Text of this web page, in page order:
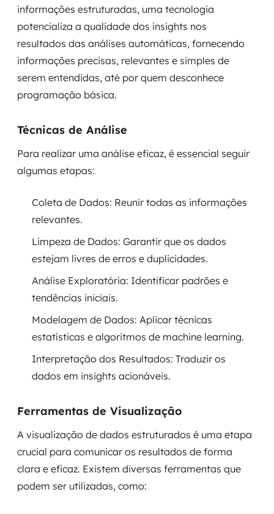
informações estruturadas, uma tecnologia
potencializa a qualidade dos insights nos
resultados das análises automáticas, fornecendo
informações precisas, relevantes e simples de
serem entendidas, até por quem desconhece
programação básica.
Técnicas de Análise
Para realizar uma análise eficaz, é essencial seguir
algumas etapas:
Coleta de Dados: Reunir todas as informações
relevantes.
Limpeza de Dados: Garantir que os dados
estejam livres de erros e duplicidades.
Análise Exploratória: Identificar padrões e
tendências iniciais.
Modelagem de Dados: Aplicar técnicas
estatísticas e algoritmos de machine learning.
Interpretação dos Resultados: Traduzir os
dados em insights acionáveis.
Ferramentas de Visualização
A visualização de dados estruturados é uma etapa
crucial para comunicar os resultados de forma
clara e eficaz. Existem diversas ferramentas que
podem ser utilizadas, como: